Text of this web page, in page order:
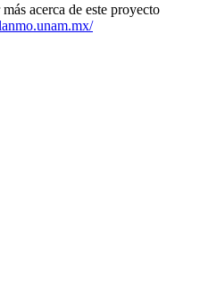
acerca de este proyecto